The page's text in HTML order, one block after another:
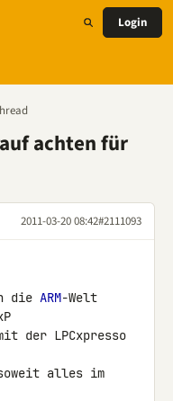
Login
achten für
2011-03-20 08:42#2111093
die ARM-Welt
der LPCxpresso
alles im